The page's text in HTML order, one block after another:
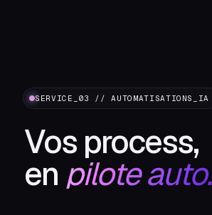
SERVICE_03 // AUTOMATISATIONS_IA
Vos process,
en pilote auto.